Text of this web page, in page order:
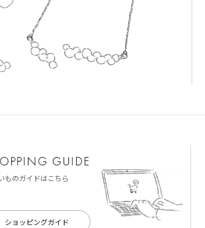
ものガイドはこちら
ショッピングガイド